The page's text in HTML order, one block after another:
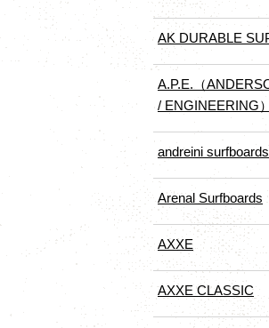
AK DURABLE
A.P.E.（
/ ENGINEERING）
andreini surfboards
Arenal Surfboards
AXXE
AXXE CLASSIC